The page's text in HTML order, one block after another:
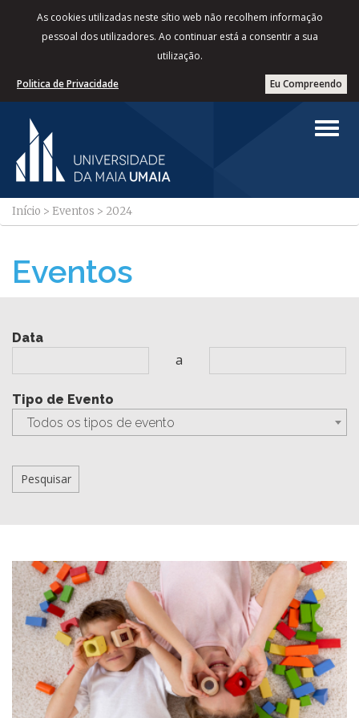
As cookies utilizadas neste sítio web não recolhem informação
pessoal dos utilizadores. Ao continuar está a consentir a sua
utilização.
Eu Compreendo
Politica de Privacidade
Início > Eventos > 2024
Eventos
Data
a
Tipo de Evento
Todos os tipos de evento